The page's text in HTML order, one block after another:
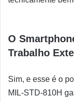
O
Trabalho
Sim, e esse é o
MIL-STD-810H